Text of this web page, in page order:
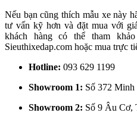
Nếu bạn cũng thích mẫu xe này
tư vấn kỹ hơn và đặt mua với
khách hàng có thể tham
Sieuthixedap.com hoặc mua trực
Hotline: 093 629 1199
Showroom 1: Số 372
Showroom 2: Số 9 Âu Cơ,